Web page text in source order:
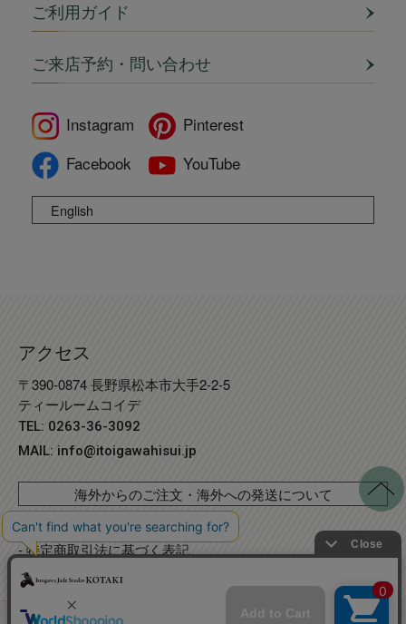
ご利用ガイド
ご来店予約・問い合わせ
Instagram
Pinterest
Facebook
YouTube
English
アクセス
〒390-0874 長野県松本市大手2-2-5
ティールームコイデ
TEL: 0263-36-3092
MAIL: info@itoigawahisui.jp
海外からのご注文・海外への発送について
- 個人情報取り扱いについて
- 特定商取引法に基づく表記